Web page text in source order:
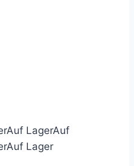
Auf LagerAuf
Auf Lager